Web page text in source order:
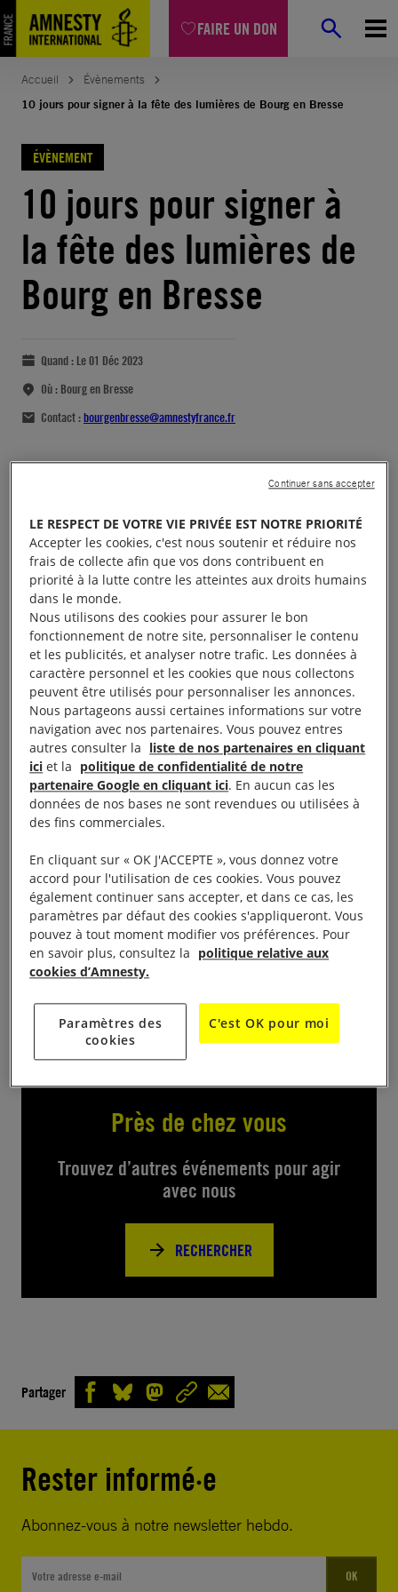
FAIRE UN DON
Accueil
Évènements
10 jours pour signer à la fête des lumières de Bourg en Bresse
ÉVÈNEMENT
10 jours pour signer à
la fête des lumières de
Bourg en Bresse
Quand : Le 01 Déc 2023
Où : Bourg en Bresse
Contact :bourgenbresse@amnestyfrance.fr
15h – 18h
Le groupe de Bourg en Bresse fera signer les
pétitions des 10 jours pour signer lors de la Fête des
Près de chez vous
Trouvez d’autres événements pour agir
avec nous
RECHERCHER
Partager
Rester informé·e
Abonnez-vous à notre newsletter hebdo.
OK
LE RESPECT DE VOTRE VIE PRIVÉE EST NOTRE PRIORITÉ
Accepter les cookies, c'est nous soutenir et réduire nos
frais de collecte afin que vos dons contribuent en
priorité à la lutte contre les atteintes aux droits humains
dans le monde.
Nous utilisons des cookies pour assurer le bon
fonctionnement de notre site, personnaliser le contenu
et les publicités, et analyser notre trafic. Les données à
caractère personnel et les cookies que nous collectons
peuvent être utilisés pour personnaliser les annonces.
Nous partageons aussi certaines informations sur votre
navigation avec nos partenaires. Vous pouvez entres
autres consulter la liste de nos partenaires en cliquant
ici et la politique de confidentialité de notre
partenaire Google en cliquant ici. En aucun cas les
données de nos bases ne sont revendues ou utilisées à
des fins commerciales.
En cliquant sur « OK J'ACCEPTE », vous donnez votre
accord pour l'utilisation de ces cookies. Vous pouvez
également continuer sans accepter, et dans ce cas, les
paramètres par défaut des cookies s'appliqueront. Vous
pouvez à tout moment modifier vos préférences. Pour
en savoir plus, consultez la politique relative aux
cookies d’Amnesty.
Paramètres des
cookies
C'est OK pour moi
Continuer sans accepter